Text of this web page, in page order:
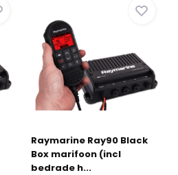
Raymarine Ray90 Black
Box marifoon (incl
bedrade h...